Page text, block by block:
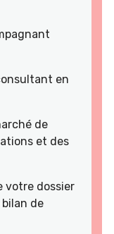
en
de
et des
votre dossier
de